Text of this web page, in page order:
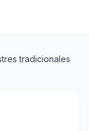
tradicionales